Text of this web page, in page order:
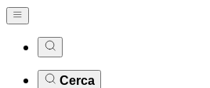
Cerca